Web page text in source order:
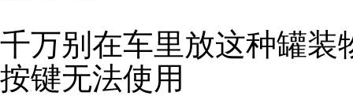
千万别在车里放这种罐装
按键无法使用